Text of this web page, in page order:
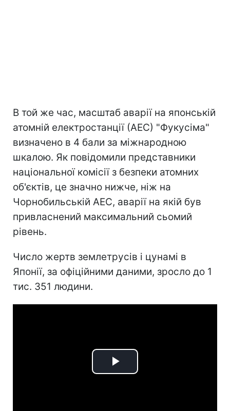
В той же час, масштаб аварії на японській
атомній електростанції (АЕС) "Фукусіма"
визначено в 4 бали за міжнародною
шкалою. Як повідомили представники
національної комісії з безпеки атомних
об'єктів, це значно нижче, ніж на
Чорнобильській АЕС, аварії на якій був
привласнений максимальний сьомий
рівень.
Число жертв землетрусів і цунамі в
Японії, за офіційними даними, зросло до 1
тис. 351 людини.
Play